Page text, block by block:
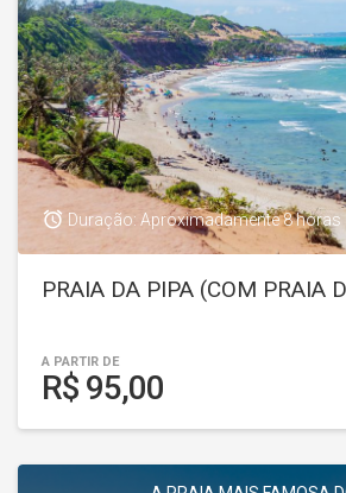
access_alarm Duração: Aproximadamente 8 horas
PRAIA DA PIPA (COM PRAIA
A PARTIR DE
R$ 95,00